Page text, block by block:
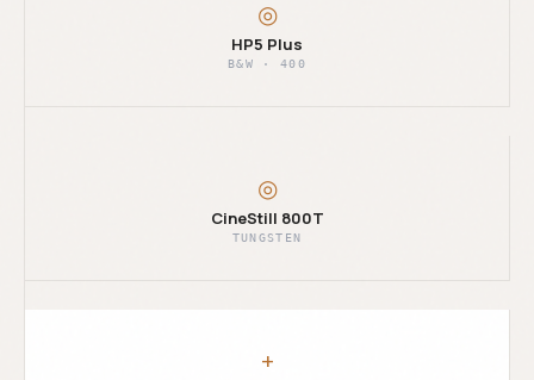
◎
HP5 Plus
B&W · 400
◎
CineStill 800T
TUNGSTEN
+